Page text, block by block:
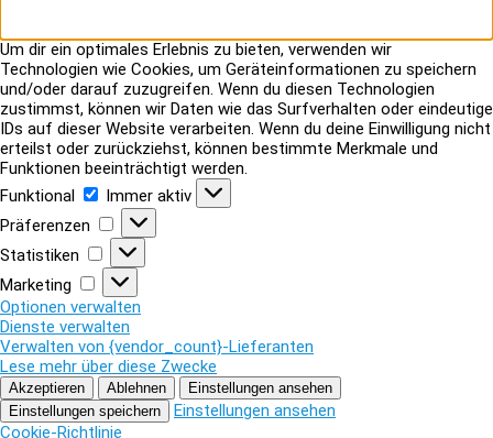
Um dir ein optimales Erlebnis zu bieten, verwenden wir
Technologien wie Cookies, um Geräteinformationen zu speichern
und/oder darauf zuzugreifen. Wenn du diesen Technologien
zustimmst, können wir Daten wie das Surfverhalten oder eindeutige
IDs auf dieser Website verarbeiten. Wenn du deine Einwilligung nicht
erteilst oder zurückziehst, können bestimmte Merkmale und
Funktionen beeinträchtigt werden.
Funktional
Funktional
Immer aktiv
Präferenzen
Präferenzen
Statistiken
Statistiken
Marketing
Marketing
Optionen verwalten
Dienste verwalten
Verwalten von {vendor_count}-Lieferanten
Lese mehr über diese Zwecke
Akzeptieren Ablehnen
Einstellungen ansehen
Einstellungen speichern
Einstellungen ansehen
Cookie-Richtlinie